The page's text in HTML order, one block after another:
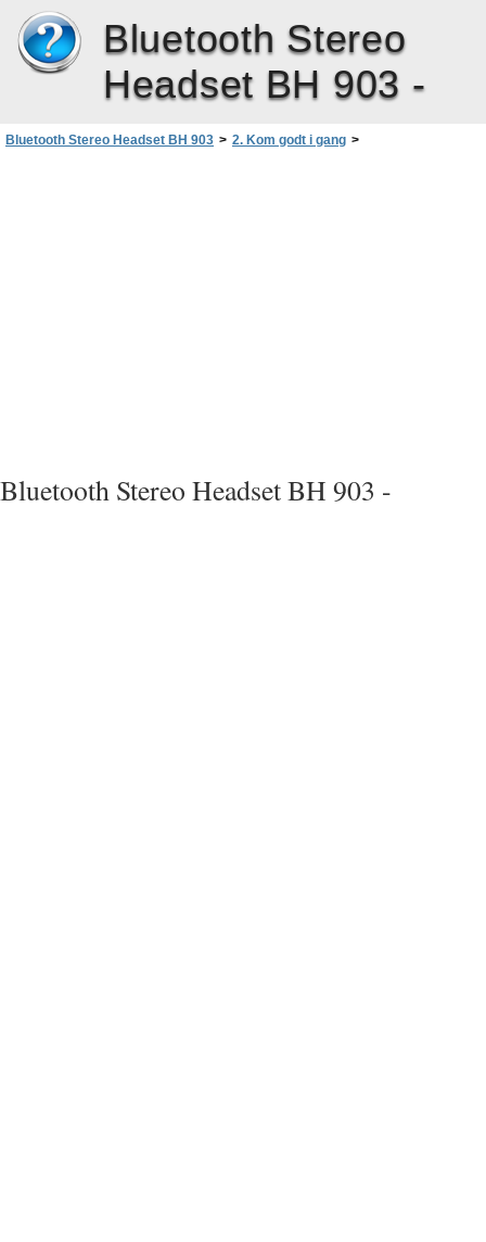
Bluetooth Stereo
Headset BH 903 -
Bluetooth Stereo Headset BH 903 > 2. Kom godt i gang >
Bluetooth Stereo Headset BH 903 -